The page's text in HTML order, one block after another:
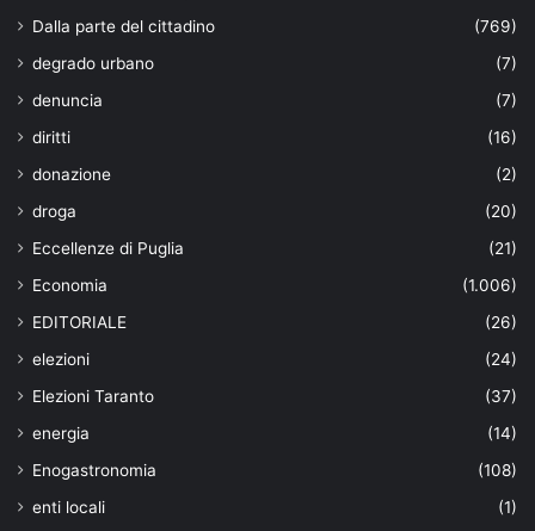
Dalla parte del cittadino
(769)
degrado urbano
(7)
denuncia
(7)
diritti
(16)
donazione
(2)
droga
(20)
Eccellenze di Puglia
(21)
Economia
(1.006)
EDITORIALE
(26)
elezioni
(24)
Elezioni Taranto
(37)
energia
(14)
Enogastronomia
(108)
enti locali
(1)